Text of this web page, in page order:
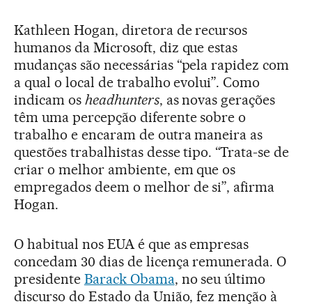
Kathleen Hogan, diretora de recursos
humanos da Microsoft, diz que estas
mudanças são necessárias “pela rapidez com
a qual o local de trabalho evolui”. Como
indicam os headhunters, as novas gerações
têm uma percepção diferente sobre o
trabalho e encaram de outra maneira as
questões trabalhistas desse tipo. “Trata-se de
criar o melhor ambiente, em que os
empregados deem o melhor de si”, afirma
Hogan.
O habitual nos EUA é que as empresas
concedam 30 dias de licença remunerada. O
presidente Barack Obama, no seu último
discurso do Estado da União, fez menção à